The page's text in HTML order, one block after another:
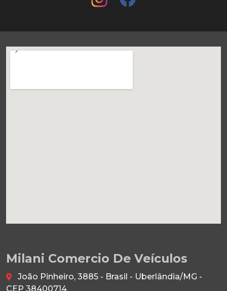
Milani Comercio De Veículos
João Pinheiro, 3885 - Brasil - Uberlândia/MG -
CEP 38400714